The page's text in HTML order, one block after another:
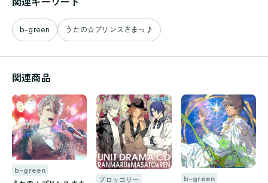
b-green うたの☆プリンスさまっ♪
関連商品
b-green
ブロッコリー b-green